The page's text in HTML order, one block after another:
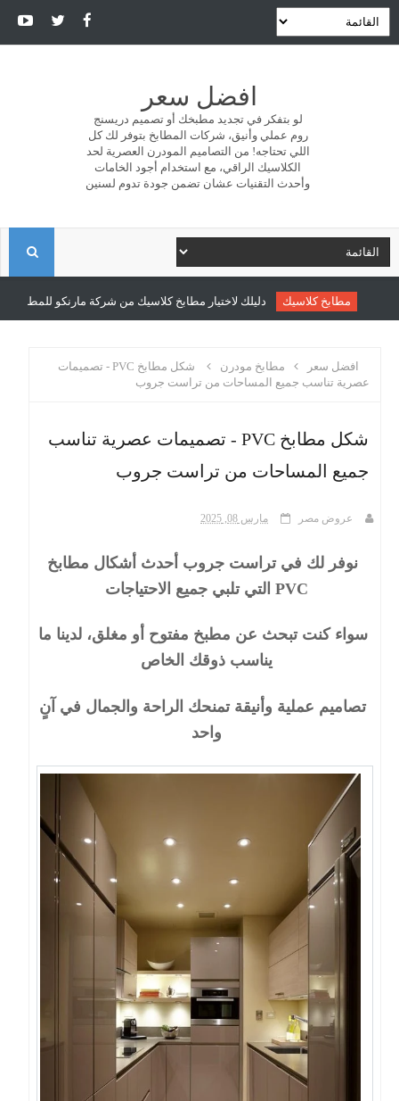
افضل سعر
لو بتفكر في تجديد مطبخك أو تصميم دريسنج
روم عملي وأنيق، شركات المطابخ بتوفر لك كل
اللي تحتاجه! من التصاميم المودرن العصرية لحد
الكلاسيك الراقي، مع استخدام أجود الخامات
وأحدث التقنيات عشان تضمن جودة تدوم لسنين
ا
مطابخ كلاسيك دليلك لاختيار مطابخ كلاسيك من شركة مارنكو للمطابخ
افضل سعر مطابخ مودرن
شكل مطابخ PVC - تصميمات
عصرية تناسب جميع المساحات من تراست جروب
شكل مطابخ PVC - تصميمات عصرية تناسب
جميع المساحات من تراست جروب
عروض مصر مارس 08, 2025
نوفر لك في تراست جروب أحدث أشكال مطابخ
PVC التي تلبي جميع الاحتياجات
سواء كنت تبحث عن مطبخ مفتوح أو مغلق، لدينا ما
يناسب ذوقك الخاص
تصاميم عملية وأنيقة تمنحك الراحة والجمال في آنٍ
واحد